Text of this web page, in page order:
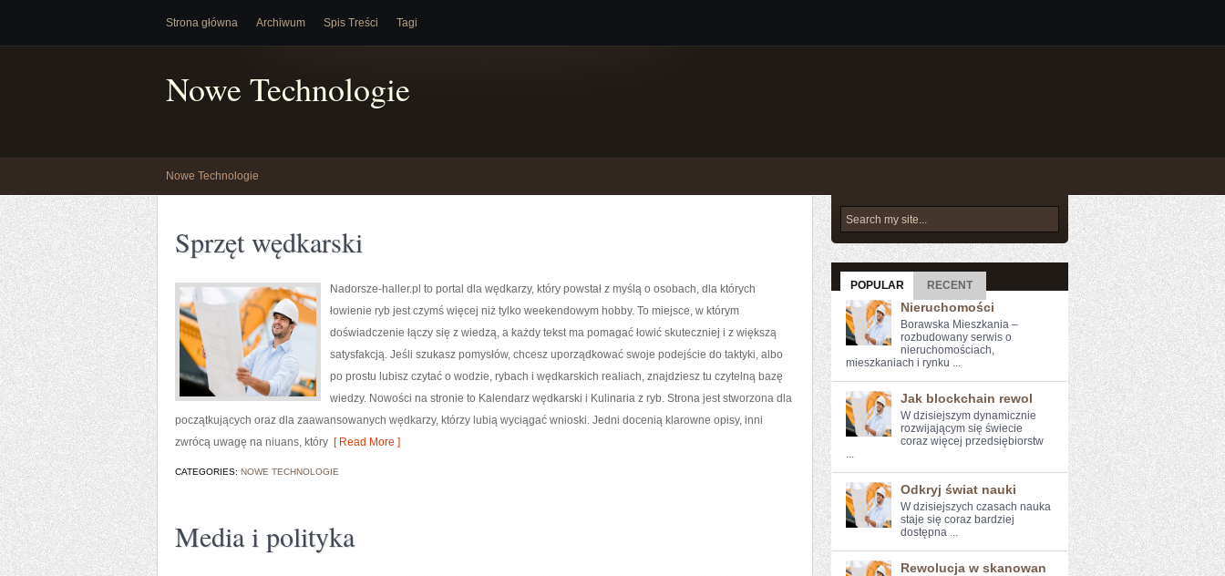
Strona główna Archiwum Spis Treści Tagi
Nowe Technologie
Nowe Technologie
Sprzęt wędkarski
Nadorsze-haller.pl to portal dla wędkarzy, który powstał z myślą o osobach, dla których
łowienie ryb jest czymś więcej niż tylko weekendowym hobby. To miejsce, w którym
doświadczenie łączy się z wiedzą, a każdy tekst ma pomagać łowić skuteczniej i z większą
satysfakcją. Jeśli szukasz pomysłów, chcesz uporządkować swoje podejście do taktyki, albo
po prostu lubisz czytać o wodzie, rybach i wędkarskich realiach, znajdziesz tu czytelną bazę
wiedzy. Nowości na stronie to Kalendarz wędkarski i Kulinaria z ryb. Strona jest stworzona dla
początkujących oraz dla zaawansowanych wędkarzy, którzy lubią wyciągać wnioski. Jedni docenią klarowne opisy, inni
zwrócą uwagę na niuans, który [ Read More ]
CATEGORIES: NOWE TECHNOLOGIE
Media i polityka
POPULAR RECENT
Nieruchomości
Borawska Mieszkania –
rozbudowany serwis o
nieruchomościach,
mieszkaniach i rynku ...
Jak blockchain rewol
W dzisiejszym dynamicznie
‍rozwijającym się świecie
coraz więcej przedsiębiorstw
...
Odkryj świat nauki
W ⁤dzisiejszych czasach nauka
staje się coraz bardziej⁤
dostępna ...
Rewolucja w skanowan